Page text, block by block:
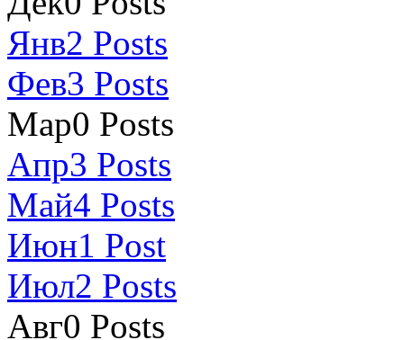
Янв2 Posts
Фев3 Posts
Мар0 Posts
Апр3 Posts
Май4 Posts
Июн1 Post
Июл2 Posts
Авг0 Posts